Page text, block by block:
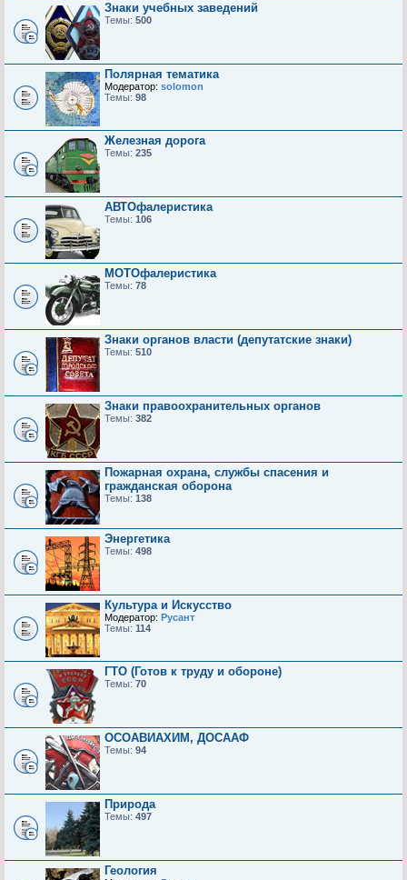
Знаки учебных заведений
Темы: 500
Полярная тематика
Модератор: solomon
Темы: 98
Железная дорога
Темы: 235
АВТОфалеристика
Темы: 106
МОТОфалеристика
Темы: 78
Знаки органов власти (депутатские знаки)
Темы: 510
Знаки правоохранительных органов
Темы: 382
Пожарная охрана, службы спасения и
гражданская оборона
Темы: 138
Энергетика
Темы: 498
Культура и Искусство
Модератор: Русант
Темы: 114
ГТО (Готов к труду и обороне)
Темы: 70
ОСОАВИАХИМ, ДОСААФ
Темы: 94
Природа
Темы: 497
Геология